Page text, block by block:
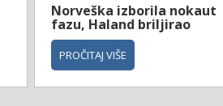
Norveška izborila nokaut
fazu, Haland briljirao
PROČITAJ VIŠE